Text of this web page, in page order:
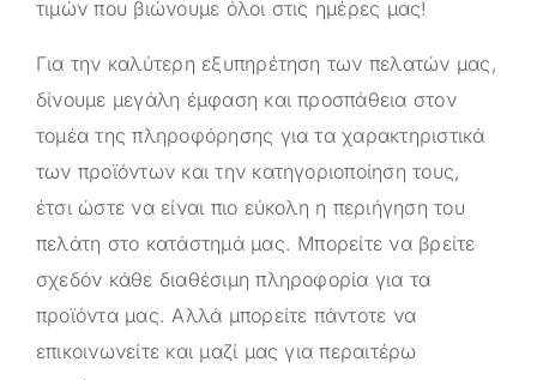
τιμών που βιώνουμε όλοι στις ημέρες μας!
Για την καλύτερη εξυπηρέτηση των πελατών μας,
δίνουμε μεγάλη έμφαση και προσπάθεια στον
τομέα της πληροφόρησης για τα χαρακτηριστικά
των προϊόντων και την κατηγοριοποίηση τους,
έτσι ώστε να είναι πιο εύκολη η περιήγηση του
πελάτη στο κατάστημά μας. Μπορείτε να βρείτε
σχεδόν κάθε διαθέσιμη πληροφορία για τα
προϊόντα μας. Αλλά μπορείτε πάντοτε να
επικοινωνείτε και μαζί μας για περαιτέρω